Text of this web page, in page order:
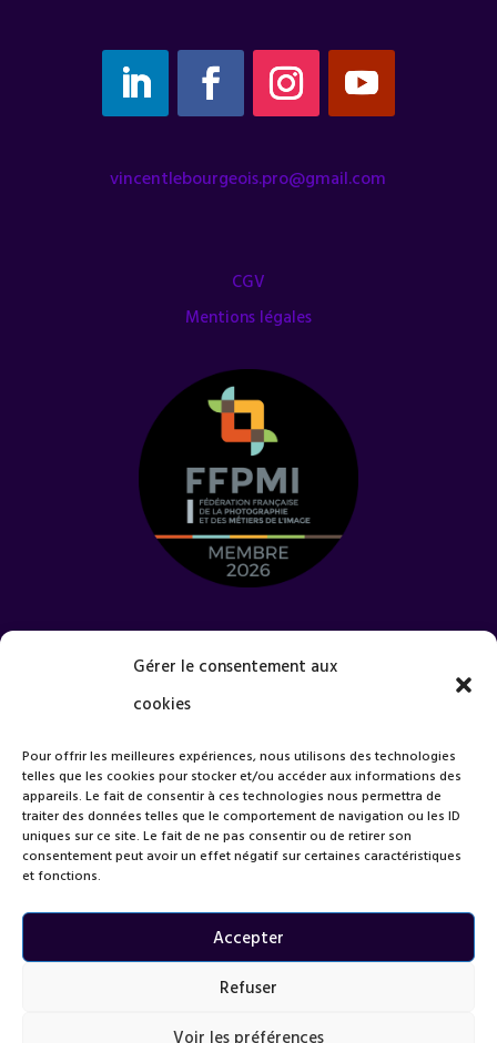
Gérer le consentement aux
cookies
Pour offrir les meilleures expériences, nous utilisons des technologies
telles que les cookies pour stocker et/ou accéder aux informations des
appareils. Le fait de consentir à ces technologies nous permettra de
traiter des données telles que le comportement de navigation ou les ID
uniques sur ce site. Le fait de ne pas consentir ou de retirer son
consentement peut avoir un effet négatif sur certaines caractéristiques
et fonctions.
Accepter
Refuser
Voir les préférences
vincentlebourgeois.pro@gmail.com
CGV
Mentions légales
Quel est votre projet ?